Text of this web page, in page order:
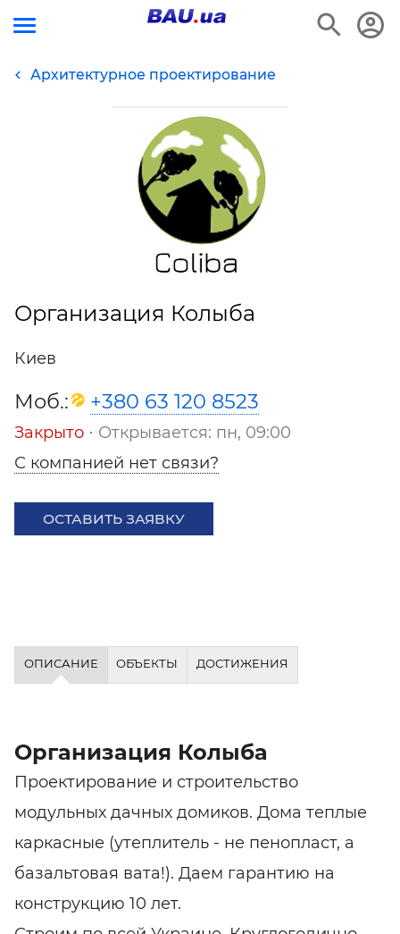
Архитектурное проектирование
Организация Колыба
Киев
Моб.: +380 63 120 8523
Закрыто ⋅ Открывается: пн, 09:00
С компанией нет связи?
ОСТАВИТЬ ЗАЯВКУ
ОПИСАНИЕ ОБЪЕКТЫ ДОСТИЖЕНИЯ
Организация Колыба
Проектирование и строительство
модульных дачных домиков. Дома теплые
каркасные (утеплитель - не пенопласт, а
базальтовая вата!). Даем гарантию на
конструкцию 10 лет.